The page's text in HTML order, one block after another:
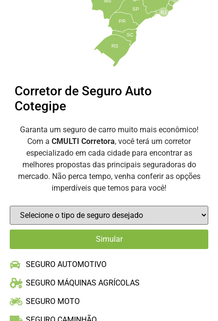
PR
SC
RS
SP
RJ
Corretor de Seguro Auto
Cotegipe
Garanta um seguro de carro muito mais econômico!
Com a CMULTI Corretora, você terá um corretor
especializado em cada cidade para encontrar as
melhores propostas das principais seguradoras do
mercado. Não perca tempo, venha conferir as opções
imperdíveis que temos para você!
SEGURO AUTOMOTIVO
SEGURO MÁQUINAS AGRÍCOLAS
SEGURO MOTO